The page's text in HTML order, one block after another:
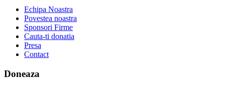
Echipa Noastra
Povestea noastra
Sponsori Firme
Cauta-ti donatia
Presa
Contact
Doneaza